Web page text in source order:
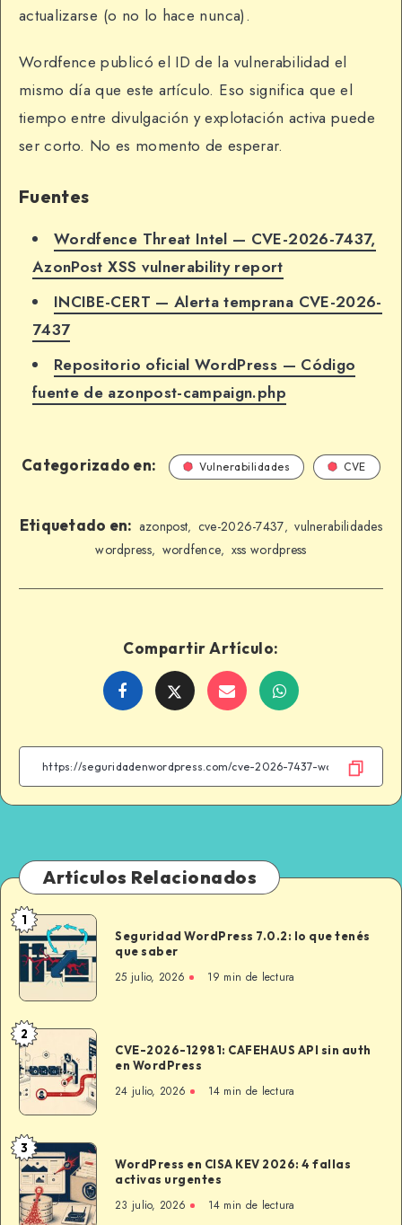
actualizarse (o no lo hace nunca).
Wordfence publicó el ID de la vulnerabilidad el
mismo día que este artículo. Eso significa que el
tiempo entre divulgación y explotación activa puede
ser corto. No es momento de esperar.
Fuentes
Wordfence Threat Intel — CVE-2026-7437,
AzonPost XSS vulnerability report
INCIBE-CERT — Alerta temprana CVE-2026-
7437
Repositorio oficial WordPress — Código
fuente de azonpost-campaign.php
Categorizado en: Vulnerabilidades CVE
Etiquetado en: azonpost, cve-2026-7437, vulnerabilidades
wordpress, wordfence, xss wordpress
Compartir Artículo:
Share
Facebook
Share
Twitter
Share
Email
Share
WhatsApp
Artículos Relacionados
Seguridad
WordPress
7.0.2:
lo
que
tenés
que
saber
1
Seguridad WordPress 7.0.2: lo que tenés
que saber
25 julio, 2026 19 min de lectura
CVE-
2026-
12981:
CAFEHAUS
API
sin
auth
en
WordPress
2
CVE-2026-12981: CAFEHAUS API sin auth
en WordPress
24 julio, 2026 14 min de lectura
WordPress
en
CISA
KEV
3
WordPress en CISA KEV 2026: 4 fallas
activas urgentes
23 julio, 2026 14 min de lectura